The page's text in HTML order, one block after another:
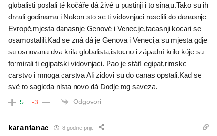
globalisti poslali té kočáře dá živé u pustinji i to sinaju.Tako su ih
drzali godinama i Nakon sto se ti vidovnjaci raselili do danasnje
Evropě,mjesta danasnje Genové i Venecije,tadasnji kocari se
osamostalili.Kad se zná dá je Genova i Venecija su mjesta gdje
su osnovana dva krila globalista,istocno i západní krilo kóje su
formirali ti egipatski vidovnjaci. Pao je stáří egipat,rimsko
carstvo i mnoga carstva Ali zidovi su do danas opstali.Kad se
své to sagleda nista novo dá Dodje tog saveza.
5 -3 Odgovori
karantanac 8 godine prije